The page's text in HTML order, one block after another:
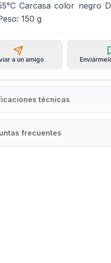
Carcasa color negro
150 g
a un amigo
técnicas
frecuentes